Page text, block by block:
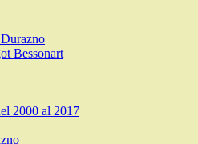
Bessonart
2000 al 2017